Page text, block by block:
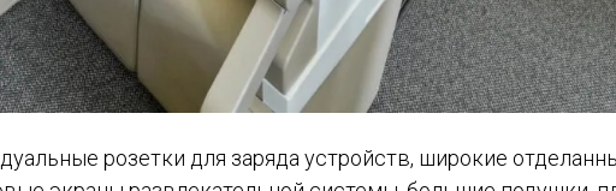
розетки для заряда устройств, широкие